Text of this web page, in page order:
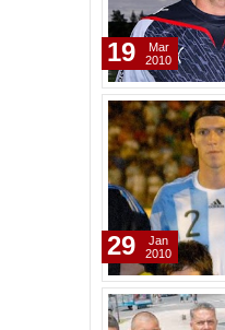
19
Mar
2010
29
Jan
2010